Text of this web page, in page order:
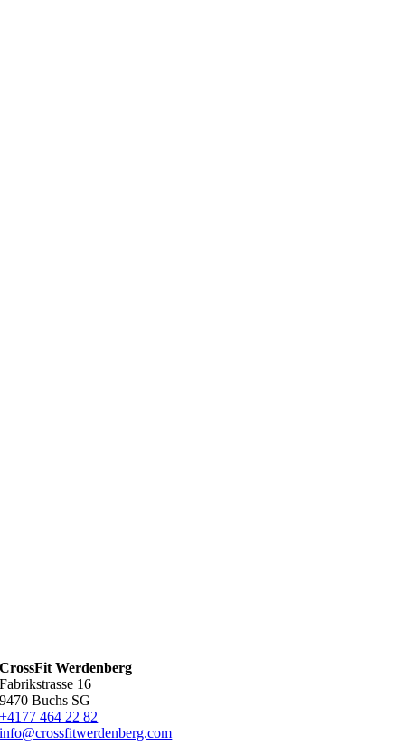
CrossFit Werdenberg
Fabrikstrasse 16
9470 Buchs SG
+4177 464 22 82
info@crossfitwerdenberg.com